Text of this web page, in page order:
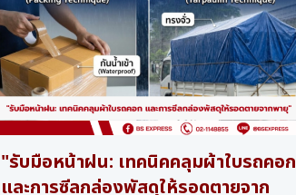
"รับมือหน้าฝน: เทคนิคคลุมผ้าใบรถคอก
และการซีลกล่องพัสดุให้รอดตายจาก